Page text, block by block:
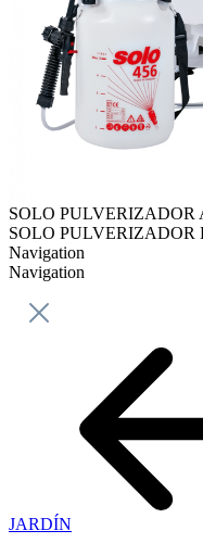
SOLO PULVERIZADOR
SOLO PULVERIZADOR
Navigation
Navigation
JARDÍN